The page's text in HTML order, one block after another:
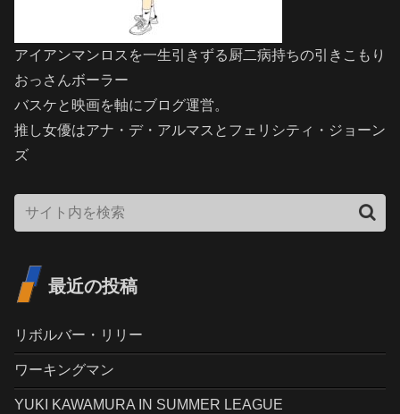
アイアンマンロスを一生引きずる厨二病持ちの引きこもり
おっさんボーラー
バスケと映画を軸にブログ運営。
推し女優はアナ・デ・アルマスとフェリシティ・ジョーン
ズ
最近の投稿
リボルバー・リリー
ワーキングマン
YUKI KAWAMURA IN SUMMER LEAGUE